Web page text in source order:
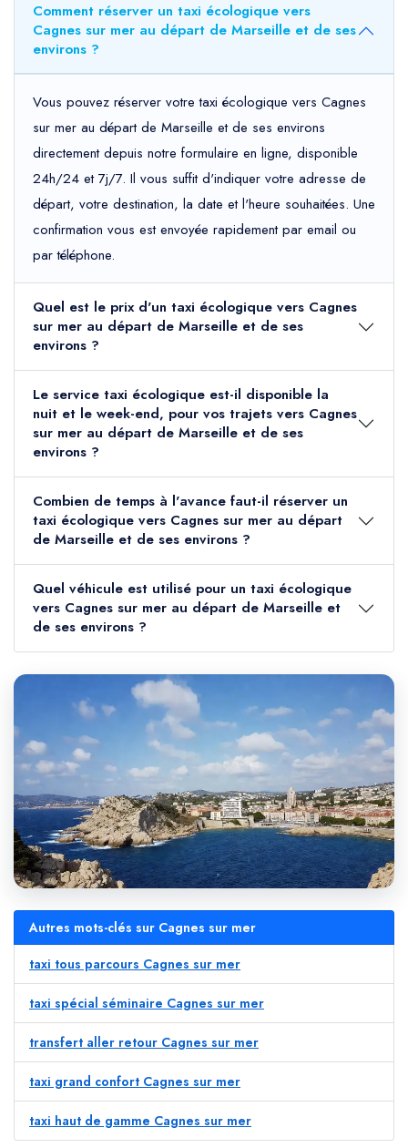
Comment réserver un taxi écologique vers
Cagnes sur mer au départ de Marseille et de ses
environs ?
Vous pouvez réserver votre taxi écologique vers Cagnes
sur mer au départ de Marseille et de ses environs
directement depuis notre formulaire en ligne, disponible
24h/24 et 7j/7. Il vous suffit d'indiquer votre adresse de
départ, votre destination, la date et l'heure souhaitées. Une
confirmation vous est envoyée rapidement par email ou
par téléphone.
Quel est le prix d'un taxi écologique vers Cagnes
sur mer au départ de Marseille et de ses
environs ?
Le service taxi écologique est-il disponible la
nuit et le week-end, pour vos trajets vers Cagnes
sur mer au départ de Marseille et de ses
environs ?
Combien de temps à l'avance faut-il réserver un
taxi écologique vers Cagnes sur mer au départ
de Marseille et de ses environs ?
Quel véhicule est utilisé pour un taxi écologique
vers Cagnes sur mer au départ de Marseille et
de ses environs ?
Autres mots-clés sur Cagnes sur mer
taxi tous parcours Cagnes sur mer
taxi spécial séminaire Cagnes sur mer
transfert aller retour Cagnes sur mer
taxi grand confort Cagnes sur mer
taxi haut de gamme Cagnes sur mer